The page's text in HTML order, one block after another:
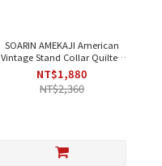
SOARIN AMEKAJI American
Vintage Stand Collar Quilted
Pocket Workwear Vest - Dark
Green[253TB104]
NT$1,880
NT$2,360